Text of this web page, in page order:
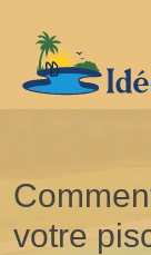
votre